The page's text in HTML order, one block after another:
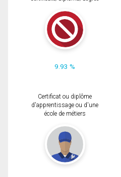
9.93 %
Certificat ou diplôme
d'apprentissage ou d'une
école de métiers